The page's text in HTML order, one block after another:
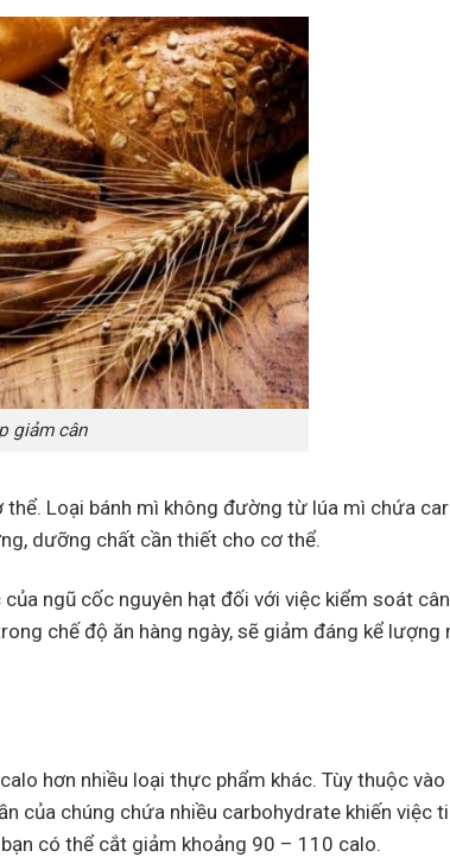
giảm cân
Loại bánh mì không đường từ lúa mì chứa
dưỡng chất cần thiết cho cơ thể.
ngũ cốc nguyên hạt đối với việc kiểm soát cân
chế độ ăn hàng ngày, sẽ giảm đáng kể lượng
hơn nhiều loại thực phẩm khác. Tùy thuộc
của chúng chứa nhiều carbohydrate khiến việc
có thể cắt giảm khoảng 90 – 110 calo.